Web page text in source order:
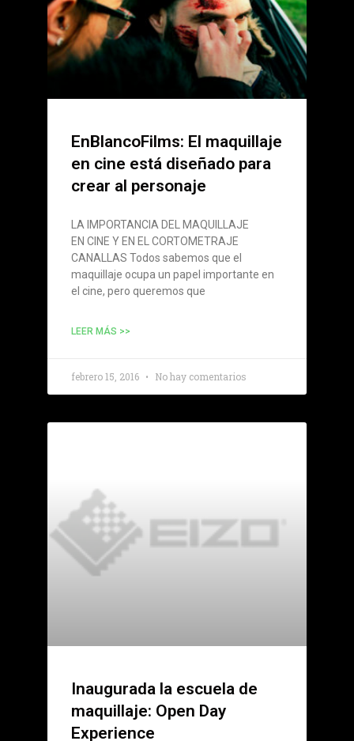
EnBlancoFilms: El maquillaje
en cine está diseñado para
crear al personaje
LA IMPORTANCIA DEL MAQUILLAJE
EN CINE Y EN EL CORTOMETRAJE
CANALLAS Todos sabemos que el
maquillaje ocupa un papel importante en
el cine, pero queremos que
LEER MÁS >>
febrero 15, 2016 No hay comentarios
Inaugurada la escuela de
maquillaje: Open Day
Experience